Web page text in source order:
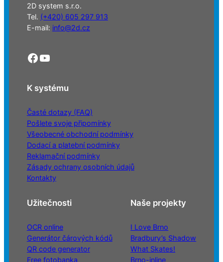
2D system s.r.o.
Tel. (+420) 605 297 913
E-mail: info@2d.cz
Facebook YouTube
K systému
Časté dotazy (FAQ)
Pošlete svoje připomínky
Všeobecné obchodní podmínky
Dodací a platební podmínky
Reklamační podmínky
Zásady ochrany osobních údajů
Kontakty
Užitečnosti
OCR online
Generátor čárových kódů
QR code generator
Free fotobanka
Naše projekty
I Love Brno
Bradbury’s Shadow
What Skates!
Brno-inline